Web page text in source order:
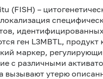
(FISH) –
ген L3MBTL, продукт
маркер,
с различными
вызывают утерю